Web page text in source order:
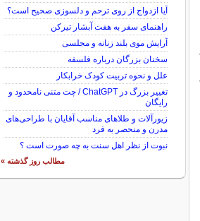
آیا ازدواج از روی ترحم و دلسوزی صحیح است؟
راهنمای سفر به هفت آبشار تیرکن
آرایش موی بلند زنانه و مجلسی
سخنان بزرگان درباره فلسفه
علل و نحوه تربیت کودک خرابکار
تغییر بزرگ در ChatGPT / چت متنی نامحدود و
رایگان
زیورآلات و طلاهای مناسب آقایان با طراحی‌های
مدرن و منحصر به فرد
نبوت از نظر اهل سنت به چه صورت است ؟
مطالب روز گذشته »